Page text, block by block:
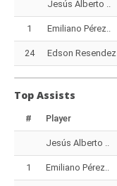
Jesús Alberto ..
1 Emiliano Pérez..
24 Edson Resendez
Top Assists
# Player
Jesús Alberto ..
1 Emiliano Pérez..